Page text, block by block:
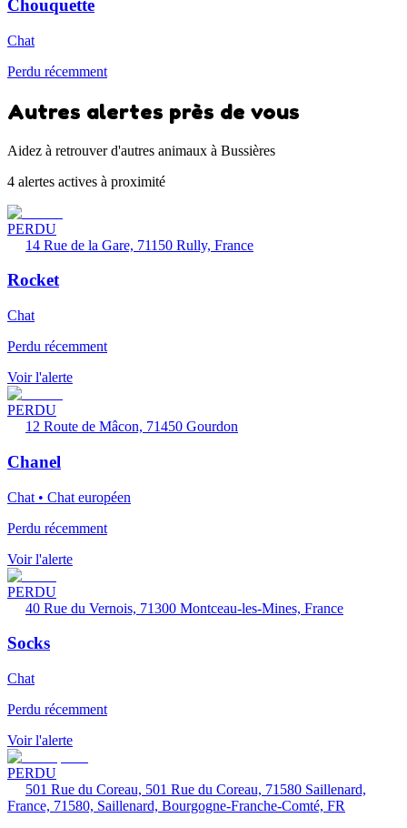
Chouquette
Chat
Perdu récemment
Autres alertes près de vous
Aidez à retrouver d'autres animaux à Bussières
4 alertes actives à proximité
PERDU
14 Rue de la Gare, 71150 Rully, France
Rocket
Chat
Perdu récemment
Voir l'alerte
PERDU
12 Route de Mâcon, 71450 Gourdon
Chanel
Chat • Chat européen
Perdu récemment
Voir l'alerte
PERDU
40 Rue du Vernois, 71300 Montceau-les-Mines, France
Socks
Chat
Perdu récemment
Voir l'alerte
PERDU
501 Rue du Coreau, 501 Rue du Coreau, 71580 Saillenard,
France, 71580, Saillenard, Bourgogne-Franche-Comté, FR